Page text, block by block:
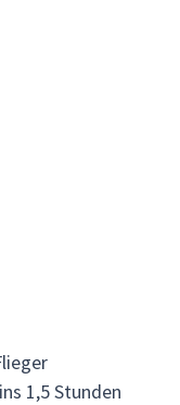
1,5 Stunden